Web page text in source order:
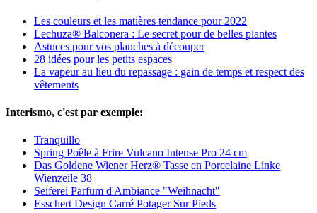
Les couleurs et les matières tendance pour 2022
Lechuza® Balconera : Le secret pour de belles plantes
Astuces pour vos planches à découper
28 idées pour les petits espaces
La vapeur au lieu du repassage : gain de temps et respect des
vêtements
Interismo, c'est par exemple:
Tranquillo
Spring Poêle à Frire Vulcano Intense Pro 24 cm
Das Goldene Wiener Herz® Tasse en Porcelaine Linke
Wienzeile 38
Seiferei Parfum d'Ambiance "Weihnacht"
Esschert Design Carré Potager Sur Pieds